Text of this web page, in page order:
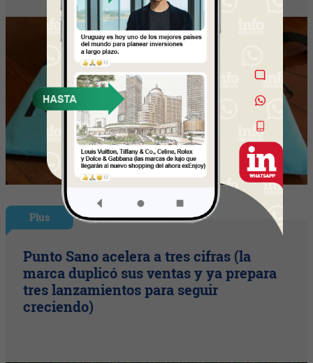
Plus
Punto Sano acelera a tres cifras (la
marca duplicó sus ventas y ya prepara
tres lanzamientos para seguir
creciendo)